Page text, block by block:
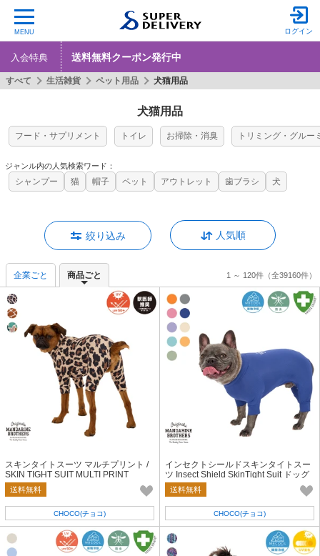
MENU ログイン
入会特典 送料無料クーポン発行中
犬猫用品
フード・サプリメント トイレ お掃除・消臭 トリミング・グルー
すべて 生活雑貨 ペット用品 犬猫用品
ジャンル内の人気検索ワード：
シャンプー 猫 帽子 ペット アウトレット 歯ブラシ 犬
絞り込み 人気順
企業ごと 商品ごと 1 ～ 120件（全39160件）
スキンタイトスーツ マルチプリント /
SKIN TIGHT SUIT MULTI PRINT
送料無料
CHOCO(チョコ)
インセクトシールドスキンタイトスー
ツ Insect Shield SkinTight Suit ドッグ
ウエア 犬服 防虫
送料無料
CHOCO(チョコ)